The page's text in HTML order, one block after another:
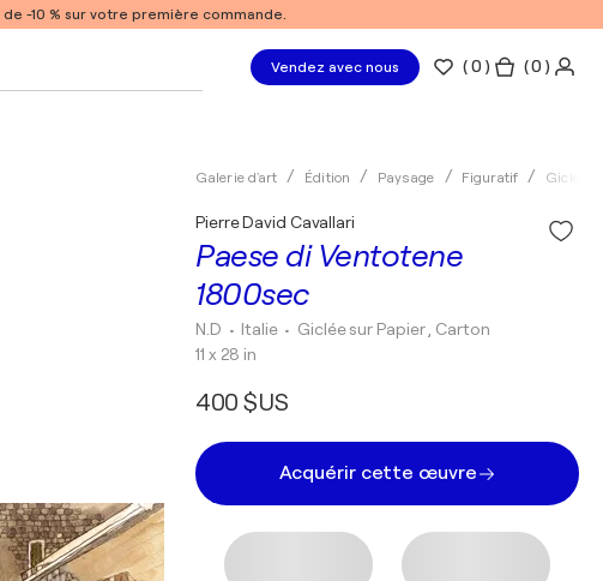
-10 % sur votre première commande.
Vendez avec nous (0 ) ( 0 )
Galerie d'art Édition Paysage Figuratif Giclée
Paese di Ventotene
1800sec
Pierre David Cavallari
N.D • Italie • Giclée sur Papier , Carton
11 x 28 in
400 $US
Acquérir cette œuvre